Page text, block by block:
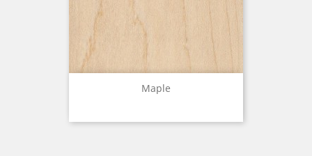
Maple